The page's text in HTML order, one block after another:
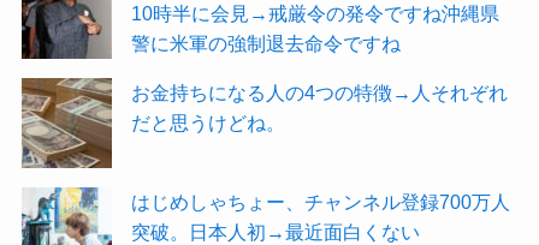
10時半に会見→戒厳令の発令ですね沖縄県
警に米軍の強制退去命令ですね
お金持ちになる人の4つの特徴→人それぞれ
だと思うけどね。
はじめしゃちょー、チャンネル登録700万人
突破。日本人初→最近面白くない